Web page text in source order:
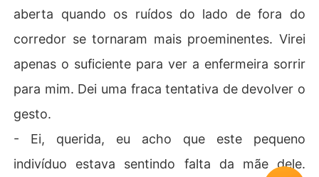
aberta quando os ruídos do lado de fora do
corredor se tornaram mais proeminentes. Virei
apenas o suficiente para ver a enfermeira sorrir
para mim. Dei uma fraca tentativa de devolver o
gesto.
- Ei, querida, eu acho que este pequeno
indivíduo estava sentindo falta da mãe dele.